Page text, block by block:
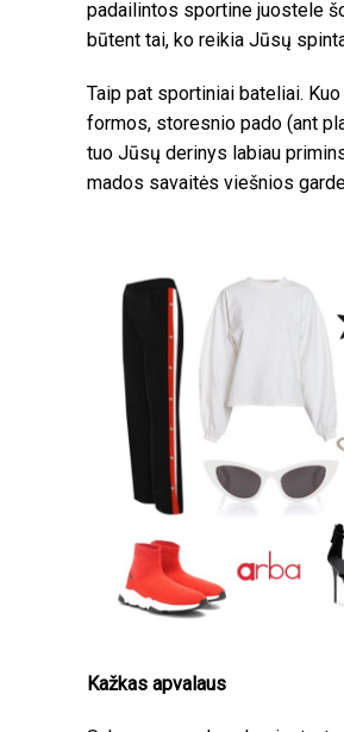
padailintos sportine juostele
būtent tai, ko reikia Jūsų
Taip pat sportiniai bateliai.
formos, storesnio pado (ant
tuo Jūsų derinys labiau
mados savaitės viešnios
Kažkas apvalaus